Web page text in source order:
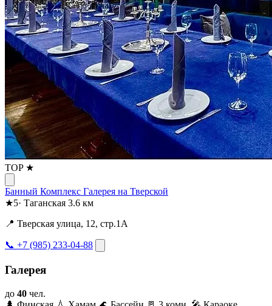
TOP ★
Банный Комплекс Галерея на Тверской
★5· Таганская 3.6 км
📍 Тверская улица, 12, стр.1А
📞 +7 (985) 233-04-88
Галерея
до 40 чел.